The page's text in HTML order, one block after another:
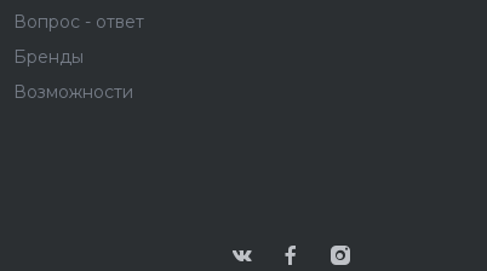
Вопрос - ответ
Бренды
Возможности